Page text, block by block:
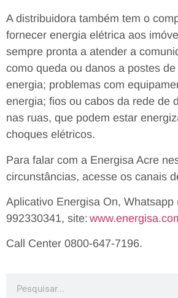
A distribuidora também tem o
fornecer energia elétrica aos
sempre pronta a atender a
como queda ou danos a postes
energia; problemas com
energia; fios ou cabos da rede de
nas ruas, que podem estar
choques elétricos.
Para falar com a Energisa Acre
circunstâncias, acesse os canais
Aplicativo Energisa On, Whatsapp
992330341, site:
Call Center 0800-647-7196.